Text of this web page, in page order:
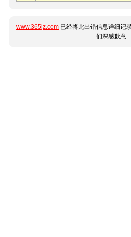
www.365jz.com 已经将此出错信息详细记
们深感歉意.